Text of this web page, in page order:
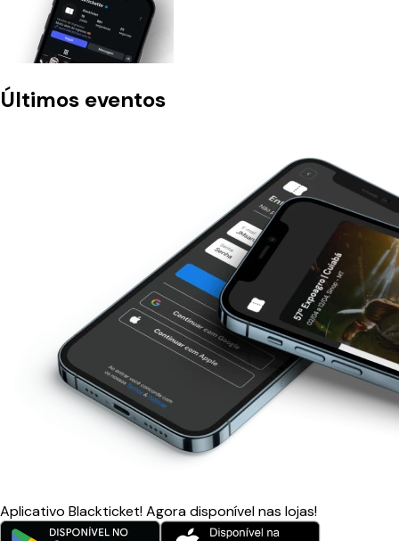
Últimos eventos
Aplicativo Blackticket!Agora disponível nas lojas!